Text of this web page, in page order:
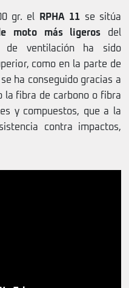
gr. el RPHA 11 se sitúa
moto más ligeros del
de ventilación ha sido
como en la parte de
ha conseguido gracias a
la fibra de carbono o fibra
y compuestos, que a la
contra impactos,